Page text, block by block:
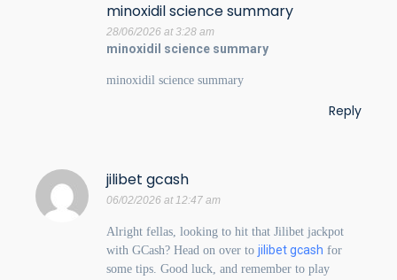
minoxidil science summary
28/06/2026 at 3:28 am
minoxidil science summary
minoxidil science summary
Reply
jilibet gcash
06/02/2026 at 12:47 am
Alright fellas, looking to hit that Jilibet jackpot
with GCash? Head on over to jilibet gcash for
some tips. Good luck, and remember to play